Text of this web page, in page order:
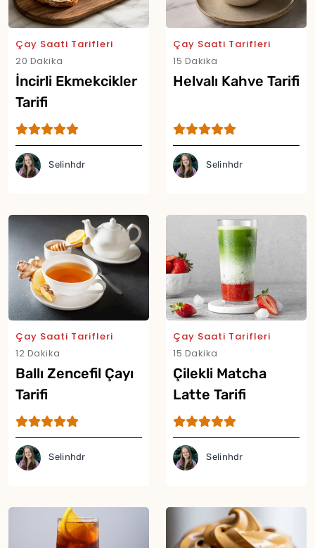
Çay Saati Tarifleri
20 Dakika
İncirli Ekmekcikler
Tarifi
Selinhdr
Çay Saati Tarifleri
15 Dakika
Helvalı Kahve Tarifi
Selinhdr
Çay Saati Tarifleri
12 Dakika
Ballı Zencefil Çayı
Tarifi
Selinhdr
Çay Saati Tarifleri
15 Dakika
Çilekli Matcha
Latte Tarifi
Selinhdr